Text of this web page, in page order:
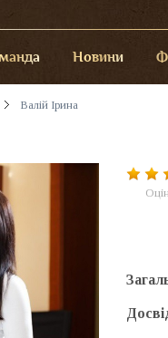
Новини
Валій Ірина